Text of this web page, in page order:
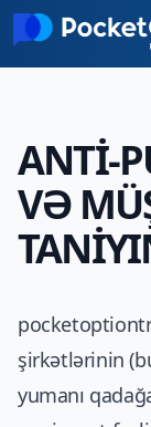
Skip to main
ANTİ-
VƏ
şirkətlərinin
yumanı